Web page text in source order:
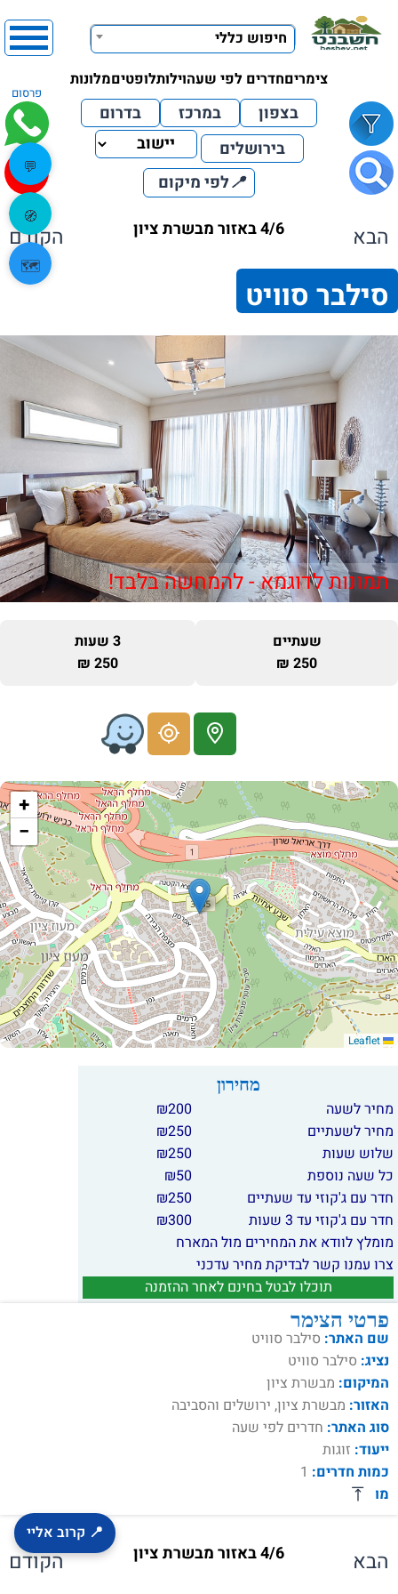
חיפוש כללי
צימריםחדרים לפי שעהוילותלופטיםמלונות
פרסום
בצפון במרכז
בדרום
בירושלים
📍לפי מיקום
הבא 4/6 באזור מבשרת ציון הקודם
סילבר סוויט
תמונות לדוגמא - להמחשה בלבד!
שעתיים
250 ₪
3 שעות
250 ₪
+
−
מחירון
מחיר לשעה 200
₪
מחיר לשעתיים
250
₪
שלוש שעות
250
₪
כל שעה נוספת
50
₪
חדר עם ג'קוזי עד שעתיים
250
₪
חדר עם ג'קוזי עד 3 שעות
300
₪
מומלץ לוודא את המחירים מול המארח
צרו עמנו קשר לבדיקת מחיר עדכני
תוכלו לבטל בחינם לאחר ההזמנה
פרטי הצימר
שם האתר: סילבר סוויט
נציג: סילבר סוויט
המיקום: מבשרת ציון
האזור: מבשרת ציון, ירושלים והסביבה
סוג האתר: חדרים לפי שעה
ייעוד: זוגות
כמות חדרים: 1
מומלץ
הבא 4/6 באזור מבשרת ציון הקודם
💬
🧭
🗺️
📍 קרוב אליי